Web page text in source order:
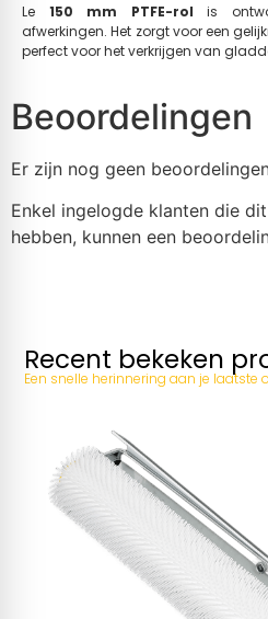
Le 150 mm PTFE-rol is
afwerkingen. Het zorgt voor een
perfect voor het verkrijgen van
Beoordelingen
Er zijn nog geen
Enkel ingelogde klanten die
hebben, kunnen een
Recent bekeken
Een snelle herinnering aan je laatste